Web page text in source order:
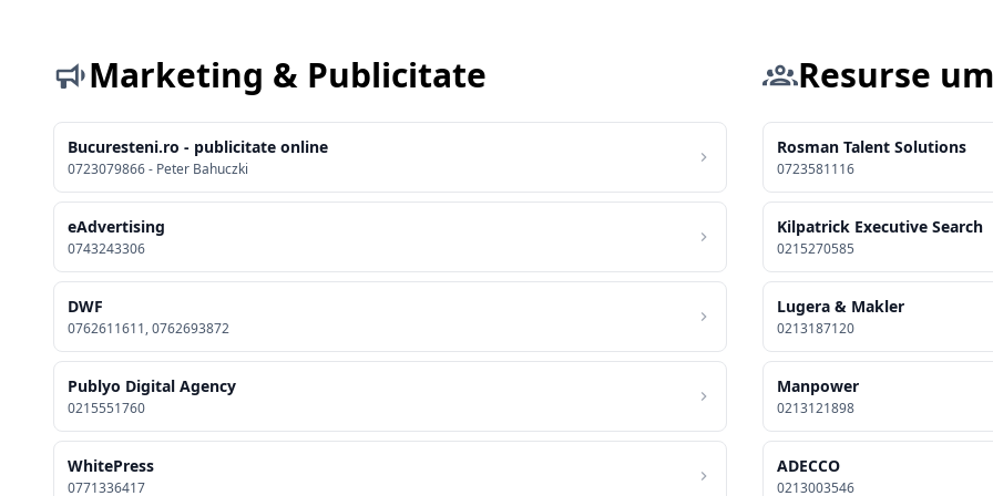
Marketing & Publicitate
Bucuresteni.ro - publicitate online
0723079866 - Peter Bahuczki
eAdvertising
0743243306
DWF
0762611611, 0762693872
Publyo Digital Agency
0215551760
WhitePress
0771336417
Resurse
Rosman Talent Solutions
0723581116
Kilpatrick Executive Search
0215270585
Lugera & Makler
0213187120
Manpower
0213121898
ADECCO
0213003546